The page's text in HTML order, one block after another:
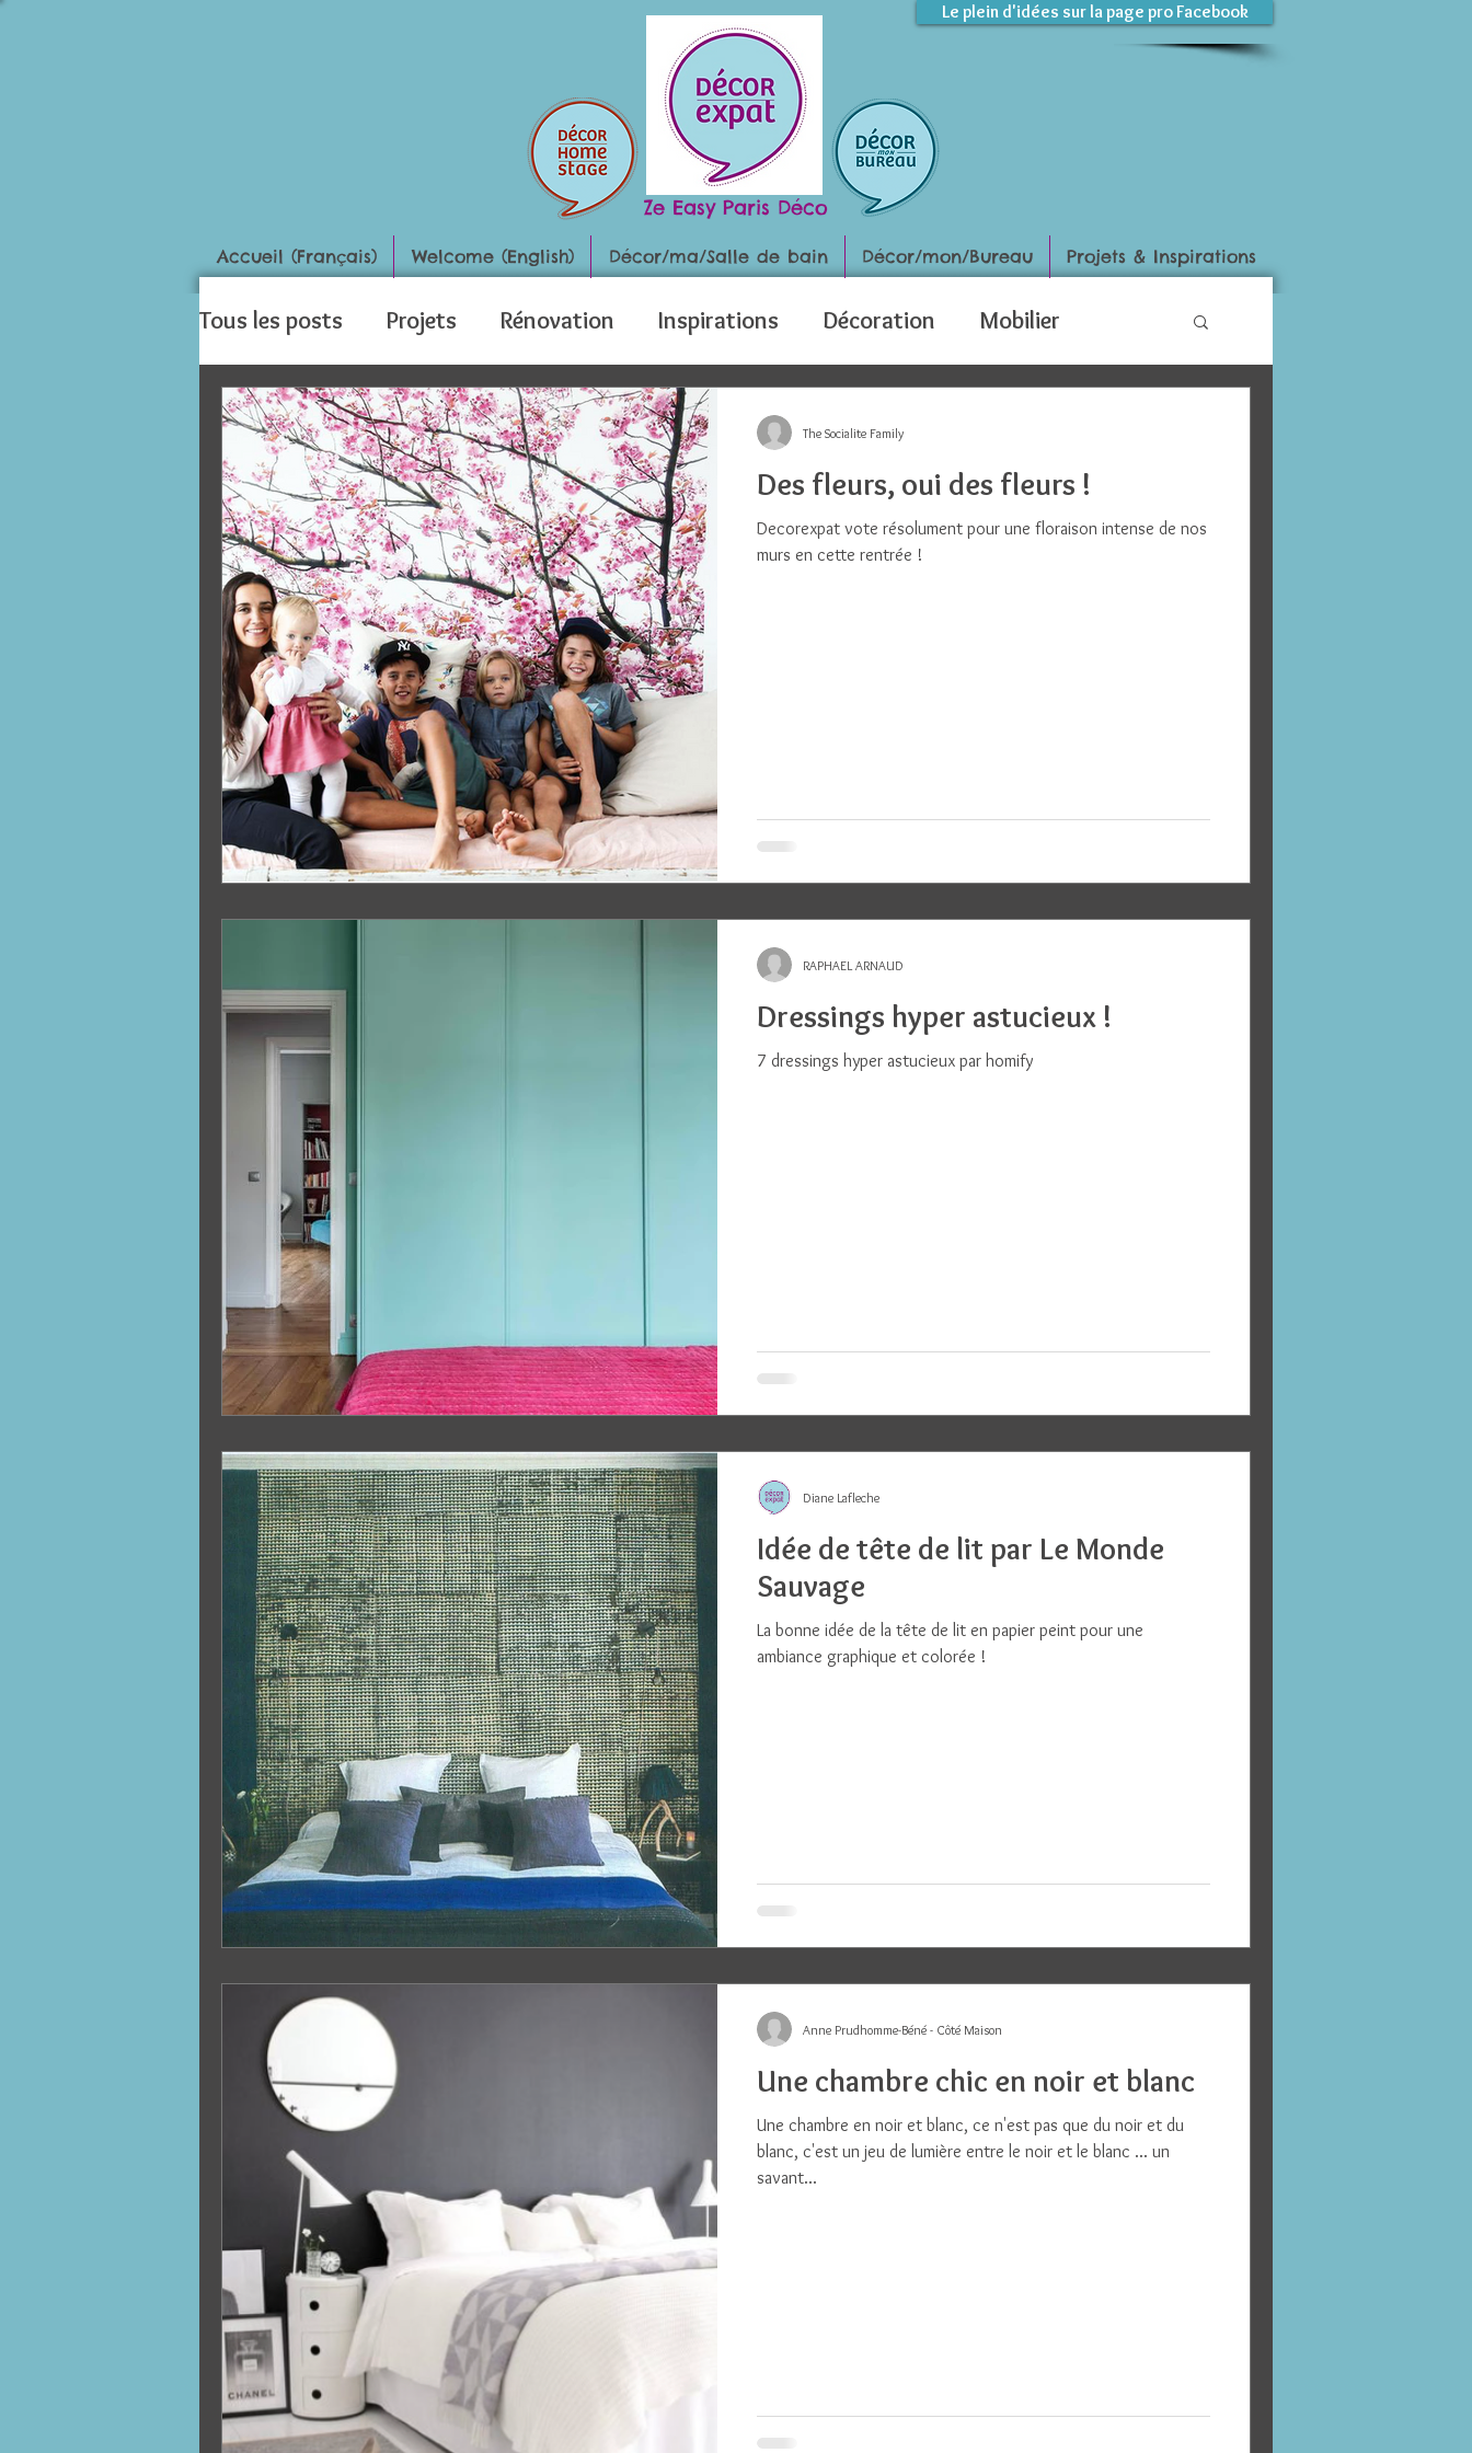
Ze Easy Paris Déco
Le plein d'idées sur la page pro Facebook
Accueil (Français) Welcome (English) Décor/ma/Salle de bain Décor/mon/Bureau Projets & Inspirations
Tous les posts Projets Rénovation Inspirations Décoration Mobilier
Des fleurs, oui des fleurs !
Decorexpat vote résolument pour une floraison intense de nos
murs en cette rentrée !
The Socialite Family
Dressings hyper astucieux !
7 dressings hyper astucieux par homify
RAPHAEL ARNAUD
Idée de tête de lit par Le Monde
Sauvage
La bonne idée de la tête de lit en papier peint pour une
ambiance graphique et colorée !
Diane Lafleche
Une chambre chic en noir et blanc
Une chambre en noir et blanc, ce n'est pas que du noir et du
blanc, c'est un jeu de lumière entre le noir et le blanc ... un
savant...
Anne Prudhomme-Béné - Côté Maison